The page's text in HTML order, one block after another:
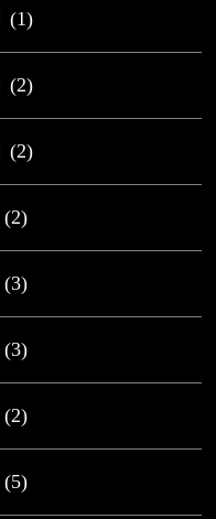
(1)
(2)
(2)
(2)
(3)
(3)
(2)
(5)